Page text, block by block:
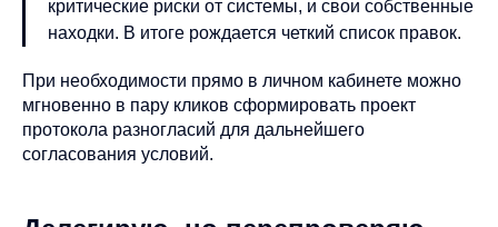
критические риски от системы, и свои собственные
находки. В итоге рождается четкий список правок.
При необходимости прямо в личном кабинете можно
мгновенно в пару кликов сформировать проект
протокола разногласий для дальнейшего
согласования условий.